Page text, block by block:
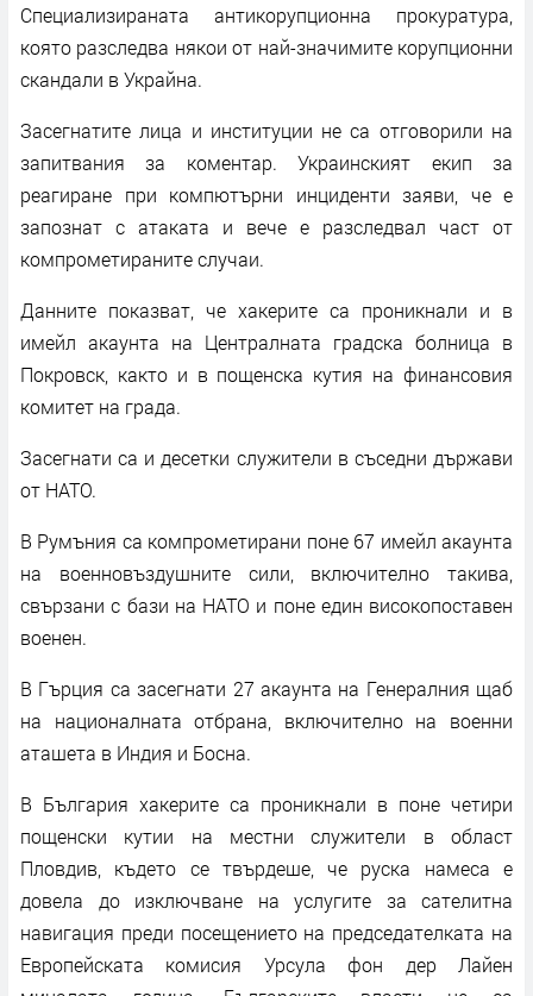
Специализираната антикорупционна прокуратура,
която разследва някои от най-значимите корупционни
скандали в Украйна.
Засегнатите лица и институции не са отговорили на
запитвания за коментар. Украинският екип за
реагиране при компютърни инциденти заяви, че е
запознат с атаката и вече е разследвал част от
компрометираните случаи.
Данните показват, че хакерите са проникнали и в
имейл акаунта на Централната градска болница в
Покровск, както и в пощенска кутия на финансовия
комитет на града.
Засегнати са и десетки служители в съседни държави
от НАТО.
В Румъния са компрометирани поне 67 имейл акаунта
на военновъздушните сили, включително такива,
свързани с бази на НАТО и поне един високопоставен
военен.
В Гърция са засегнати 27 акаунта на Генералния щаб
на националната отбрана, включително на военни
аташета в Индия и Босна.
В България хакерите са проникнали в поне четири
пощенски кутии на местни служители в област
Пловдив, където се твърдеше, че руска намеса е
довела до изключване на услугите за сателитна
навигация преди посещението на председателката на
Европейската комисия Урсула фон дер Лайен